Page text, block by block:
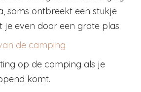
soms ontbreekt een stukje
je even door een grote plas.
de camping
op de camping als je
komt.